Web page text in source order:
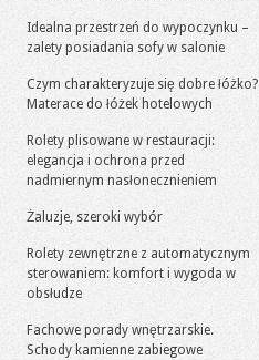
Idealna przestrzeń do wypoczynku –
zalety posiadania sofy w salonie
Czym charakteryzuje się dobre łóżko?
Materace do łóżek hotelowych
Rolety plisowane w restauracji:
elegancja i ochrona przed
nadmiernym nasłonecznieniem
Żaluzje, szeroki wybór
Rolety zewnętrzne z automatycznym
sterowaniem: komfort i wygoda w
obsłudze
Fachowe porady wnętrzarskie.
Schody kamienne zabiegowe